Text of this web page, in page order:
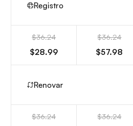
Registro
$36.24
$28.99
$36.24
$57.98
Renovar
$36.24 $36.24